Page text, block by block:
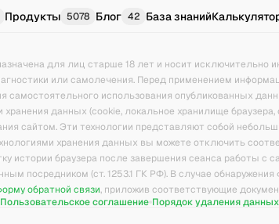
Продукты 5078 Блог 42 База знаний
для лиц старше 18 лет и носит
или самолечения. Перед применением
самостоятельного использования опубликованных
хранения данных (cookie, локальное хранилище
сайтом. Эти технологии представляют собой
хранения данных вы можете отключить
истории браузера после завершения сеанса работы с
посредником (ст. 1253.1 ГК РФ). В случае
обратной связи, приложив соответствующие
Пользовательское соглашение Порядок удаления данных